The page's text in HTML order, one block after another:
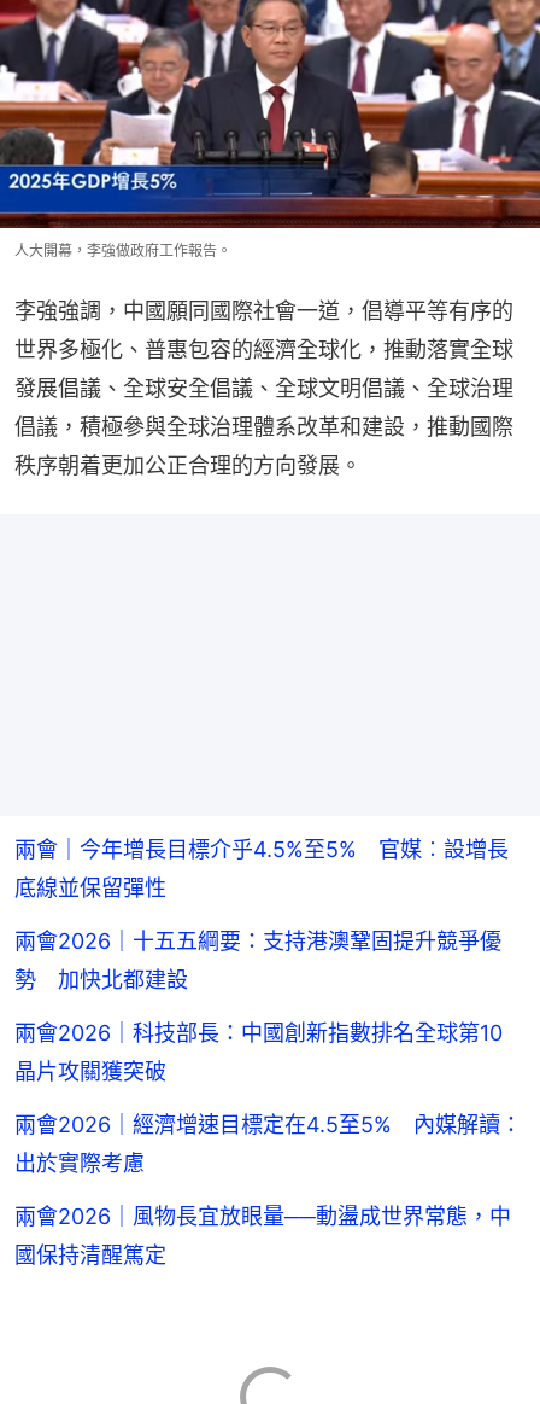
人大開幕，李強做政府工作報告。
李強強調，中國願同國際社會一道，倡導平等有序的
世界多極化、普惠包容的經濟全球化，推動落實全球
發展倡議、全球安全倡議、全球文明倡議、全球治理
倡議，積極參與全球治理體系改革和建設，推動國際
秩序朝着更加公正合理的方向發展。
兩會｜今年增長目標介乎4.5%至5% 官媒︰設增長
底線並保留彈性
兩會2026｜十五五綱要：支持港澳鞏固提升競爭優
勢 加快北都建設
兩會2026｜科技部長：中國創新指數排名全球第10
晶片攻關獲突破
兩會2026｜經濟增速目標定在4.5至5% 內媒解讀：
出於實際考慮
兩會2026｜風物長宜放眼量──動盪成世界常態，中
國保持清醒篤定